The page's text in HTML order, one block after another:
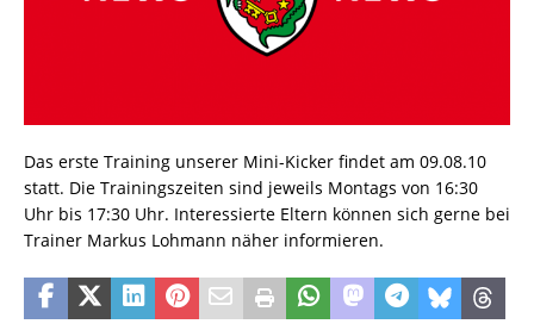
Das erste Training unserer Mini-Kicker findet am 09.08.10
statt. Die Trainingszeiten sind jeweils Montags von 16:30
Uhr bis 17:30 Uhr. Interessierte Eltern können sich gerne bei
Trainer Markus Lohmann näher informieren.